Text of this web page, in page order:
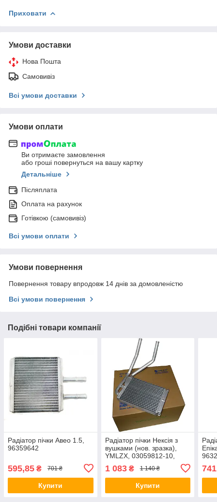
Приховати
Умови доставки
Нова Пошта
Самовивіз
Всі умови доставки
Умови оплати
Ви отримаєте замовлення
або гроші повернуться на вашу картку
Детальніше
Післяплата
Оплата на рахунок
Готівкою (самовивіз)
Всі умови оплати
Умови повернення
Повернення товару впродовж 14 днів за домовленістю
Всі умови повернення
Подібні товари компанії
Радіатор пічки Авео 1.5,
96359642
595,85 ₴ 701 ₴
Купити
Радіатор пічки Нексія з
вушками (нов. зразка),
YMLZX, 03059812-10,
1 083₴ 1 140 ₴
Купити
741